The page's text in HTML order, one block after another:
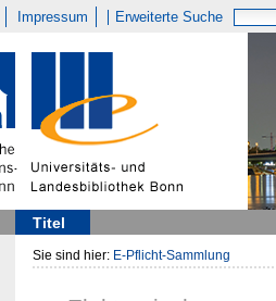
Impressum Erweiterte Suche
Titel
Sie sind hier: E-Pflicht-Sammlung